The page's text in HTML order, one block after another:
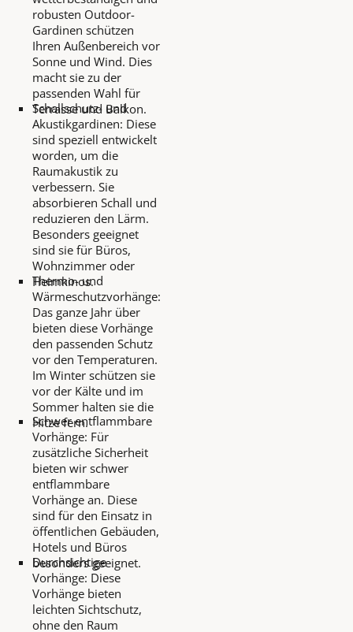
robusten Outdoor-
Gardinen schützen
Ihren Außenbereich vor
Sonne und Wind. Dies
macht sie zu der
passenden Wahl für
Terrasse und Balkon.
Schallschutz- und
Akustikgardinen: Diese
sind speziell entwickelt
worden, um die
Raumakustik zu
verbessern. Sie
absorbieren Schall und
reduzieren den Lärm.
Besonders geeignet
sind sie für Büros,
Wohnzimmer oder
Heimkinos.
Thermo- und
Wärmeschutzvorhänge:
Das ganze Jahr über
bieten diese Vorhänge
den passenden Schutz
vor den Temperaturen.
Im Winter schützen sie
vor der Kälte und im
Sommer halten sie die
Hitze fern.
Schwer entflammbare
Vorhänge: Für
zusätzliche Sicherheit
bieten wir schwer
entflammbare
Vorhänge an. Diese
sind für den Einsatz in
öffentlichen Gebäuden,
Hotels und Büros
besonders geeignet.
Durchsichtige
Vorhänge: Diese
Vorhänge bieten
leichten Sichtschutz,
ohne den Raum